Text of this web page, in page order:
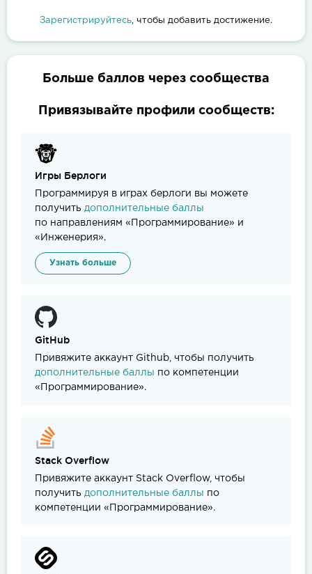
Зарегистрируйтесь , чтобы добавить достижение.
Больше баллов через сообщества
Привязывайте профили сообществ:
Игры Берлоги
Программируя в играх берлоги вы можете
получить дополнительные баллы
по направлениям «Программирование» и
«Инженерия».
Узнать больше
GitHub
Привяжите аккаунт Github, чтобы получить
дополнительные баллы по компетенции
«Программирование».
Stack Overflow
Привяжите аккаунт Stack Overflow, чтобы
получить дополнительные баллы по
компетенции «Программирование».